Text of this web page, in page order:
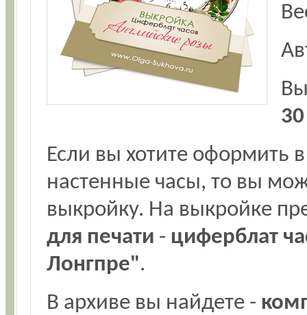
Если вы хотите оформить
настенные часы, то вы
выкройку. На выкройке
для печати - циферблат
Лонгпре".
В архиве вы найдете -